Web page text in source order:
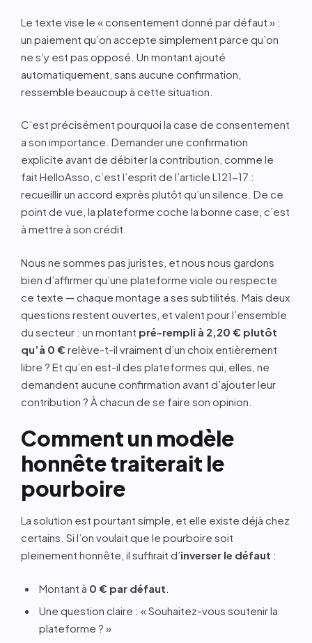
Le texte vise le « consentement donné par défaut » :
un paiement qu’on accepte simplement parce qu’on
ne s’y est pas opposé. Un montant ajouté
automatiquement, sans aucune confirmation,
ressemble beaucoup à cette situation.
C’est précisément pourquoi la case de consentement
a son importance. Demander une confirmation
explicite avant de débiter la contribution, comme le
fait HelloAsso, c’est l’esprit de l’article L121-17 :
recueillir un accord exprès plutôt qu’un silence. De ce
point de vue, la plateforme coche la bonne case, c’est
à mettre à son crédit.
Nous ne sommes pas juristes, et nous nous gardons
bien d’affirmer qu’une plateforme viole ou respecte
ce texte — chaque montage a ses subtilités. Mais deux
questions restent ouvertes, et valent pour l’ensemble
du secteur : un montant pré-rempli à 2,20 € plutôt
qu’à 0 €relève-t-il vraiment d’un choix entièrement
libre ? Et qu’en est-il des plateformes qui, elles, ne
demandent aucune confirmation avant d’ajouter leur
contribution ? À chacun de se faire son opinion.
Comment un modèle
honnête traiterait le
pourboire
La solution est pourtant simple, et elle existe déjà chez
certains. Si l’on voulait que le pourboire soit
pleinement honnête, il suffirait d’inverser le défaut :
Montant à 0 € par défaut
Une question claire : « Souhaitez-vous soutenir la
plateforme ? »